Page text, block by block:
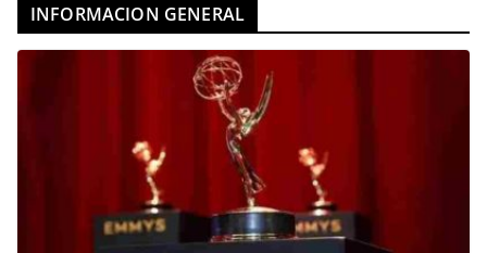
INFORMACION GENERAL